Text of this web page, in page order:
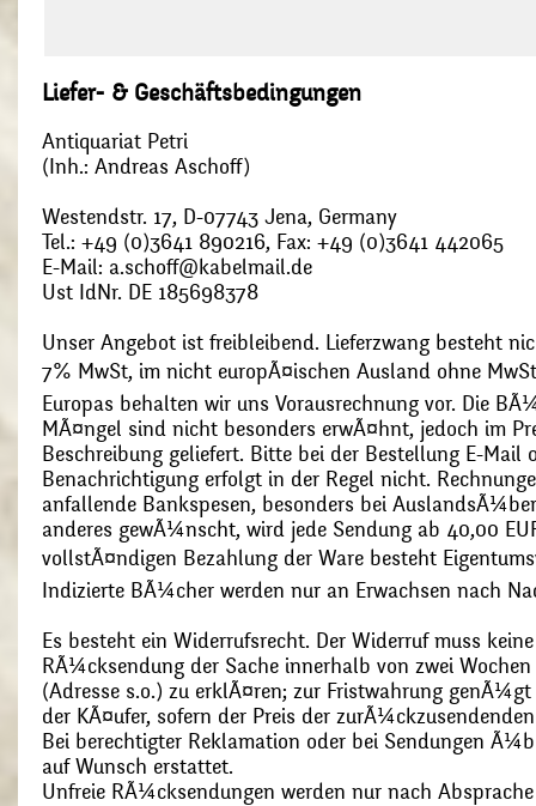
Liefer- & Geschäftsbedingungen
Antiquariat Petri
(Inh.: Andreas Aschoff)
Westendstr. 17, D-07743 Jena, Germany
Tel.: +49 (0)3641 890216, Fax: +49 (0)3641 442065
E-Mail: a.schoff@kabelmail.de
Ust IdNr. DE 185698378
Unser Angebot ist freibleibend. Lieferzwang besteht
7% MwSt, im nicht europÃ¤ischen Ausland ohne
Europas behalten wir uns Vorausrechnung vor. Die
MÃ¤ngel sind nicht besonders erwÃ¤hnt, jedoch im
Beschreibung geliefert. Bitte bei der Bestellung E-Mail
Benachrichtigung erfolgt in der Regel nicht.
anfallende Bankspesen, besonders bei
anderes gewÃ¼nscht, wird jede Sendung ab 40,00
vollstÃ¤ndigen Bezahlung der Ware besteht
Indizierte BÃ¼cher werden nur an Erwachsen nach
Es besteht ein Widerrufsrecht. Der Widerruf muss
RÃ¼cksendung der Sache innerhalb von zwei
(Adresse s.o.) zu erklÃ¤ren; zur Fristwahrung
der KÃ¤ufer, sofern der Preis der
Bei berechtigter Reklamation oder bei Sendungen
auf Wunsch erstattet.
Unfreie RÃ¼cksendungen werden nur nach